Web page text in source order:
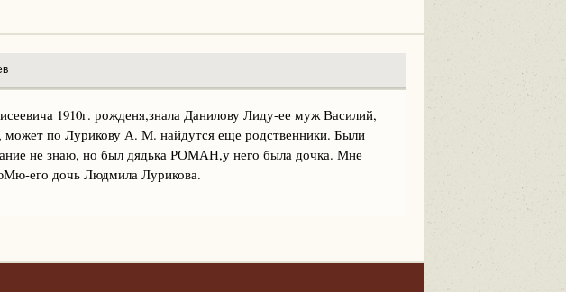
1910г. рожденя,знала Данилову Лиду-ее муж Василий,
по Лурикову А. М. найдутся еще родственники. Были
не знаю, но был дядька РОМАН,у него была дочка. Мне
его дочь Людмила Лурикова.